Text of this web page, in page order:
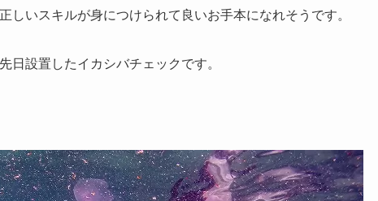
しいスキルが身につけられて良いお手本になれそうです。
日設置したイカシバチェックです。